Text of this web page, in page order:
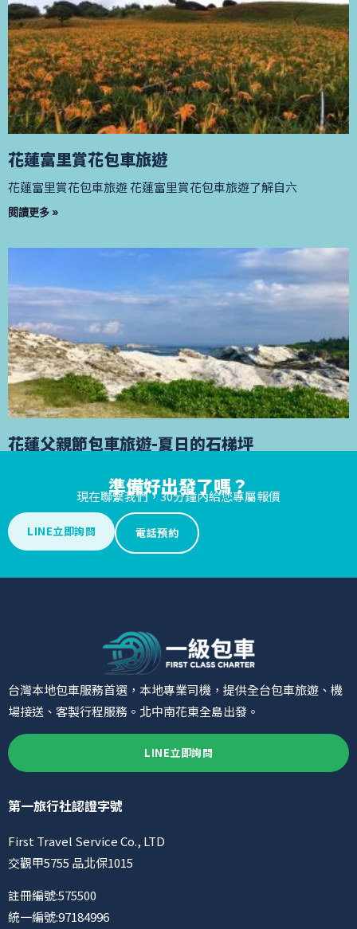
花蓮富里賞花包車旅遊
花蓮富里賞花包車旅遊 花蓮富里賞花包車旅遊了解自六
閱讀更多 »
花蓮父親節包車旅遊-夏日的石梯坪
準備好出發了嗎？
現在聯繫我們，30分鐘內給您專屬報價
LINE立即詢問 電話預約
台灣本地包車服務首選，本地專業司機，提供全台包車旅遊、機
場接送、客製行程服務。北中南花東全島出發。
LINE立即詢問
第一旅行社認證字號
First Travel Service Co., LTD
交觀甲5755 品北保1015
註冊編號:575500
統一編號:97184996